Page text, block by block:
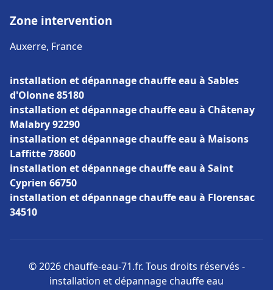
Zone intervention
Auxerre, France
installation et dépannage chauffe eau à Sables
d'Olonne 85180
installation et dépannage chauffe eau à Châtenay
Malabry 92290
installation et dépannage chauffe eau à Maisons
Laffitte 78600
installation et dépannage chauffe eau à Saint
Cyprien 66750
installation et dépannage chauffe eau à Florensac
34510
© 2026 chauffe-eau-71.fr. Tous droits réservés -
installation et dépannage chauffe eau